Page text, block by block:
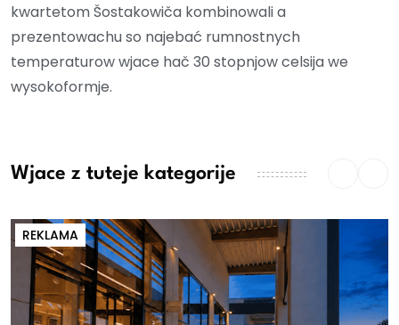
kwartetom Šostakowiča kombinowali a
prezentowachu so najebać rumnostnych
temperaturow wjace hač 30 stopnjow celsija we
wysokoformje.
Wjace z tuteje kategorije
REKLAMA